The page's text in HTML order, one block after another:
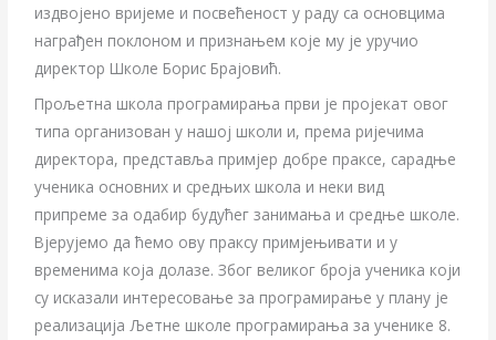
издвојено вријеме и посвећеност у раду са основцима
награђен поклоном и признањем које му је уручио
директор Школе Борис Брајовић.
Прољетна школа програмирања први је пројекат овог
типа организован у нашој школи и, према ријечима
директора, представља примјер добре праксе, сарадње
ученика основних и средњих школа и неки вид
припреме за одабир будућег занимања и средње школе.
Вјерујемо да ћемо ову праксу примјењивати и у
временима која долазе. Због великог броја ученика који
су исказали интересовање за програмирање у плану је
реализација Љетне школе програмирања за ученике 8.